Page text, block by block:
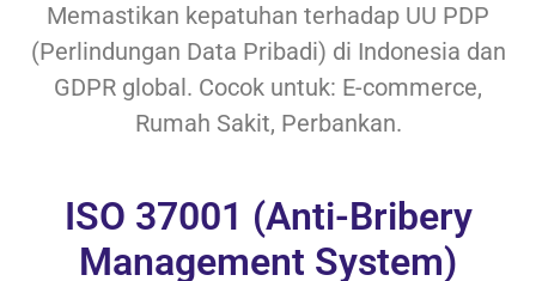
Memastikan kepatuhan terhadap UU PDP
(Perlindungan Data Pribadi) di Indonesia dan
GDPR global. Cocok untuk: E-commerce,
Rumah Sakit, Perbankan.
ISO 37001 (Anti-Bribery
Management System)